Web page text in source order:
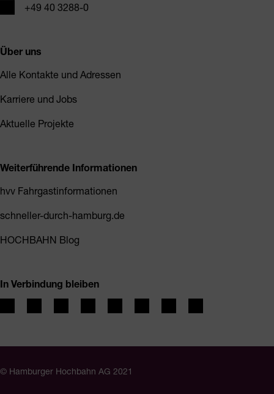
Telefon+49 40 3288-0
Über uns
Alle Kontakte und Adressen
Karriere und Jobs
Aktuelle Projekte
Weiterführende Informationen
hvv Fahrgastinformationen
schneller-durch-hamburg.de
HOCHBAHN Blog
In Verbindung bleiben
© Hamburger Hochbahn AG 2021